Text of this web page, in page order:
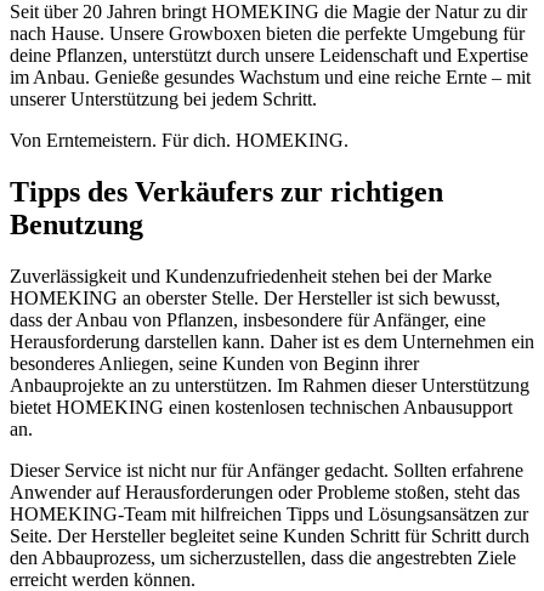
Seit über 20 Jahren bringt HOMEKING die Magie der Natur zu dir
nach Hause. Unsere Growboxen bieten die perfekte Umgebung für
deine Pflanzen, unterstützt durch unsere Leidenschaft und Expertise
im Anbau. Genieße gesundes Wachstum und eine reiche Ernte – mit
unserer Unterstützung bei jedem Schritt.
Von Erntemeistern. Für dich. HOMEKING.
Tipps des Verkäufers zur richtigen
Benutzung
Zuverlässigkeit und Kundenzufriedenheit stehen bei der Marke
HOMEKING an oberster Stelle. Der Hersteller ist sich bewusst,
dass der Anbau von Pflanzen, insbesondere für Anfänger, eine
Herausforderung darstellen kann. Daher ist es dem Unternehmen ein
besonderes Anliegen, seine Kunden von Beginn ihrer
Anbauprojekte an zu unterstützen. Im Rahmen dieser Unterstützung
bietet HOMEKING einen kostenlosen technischen Anbausupport
an.
Dieser Service ist nicht nur für Anfänger gedacht. Sollten erfahrene
Anwender auf Herausforderungen oder Probleme stoßen, steht das
HOMEKING-Team mit hilfreichen Tipps und Lösungsansätzen zur
Seite. Der Hersteller begleitet seine Kunden Schritt für Schritt durch
den Abbauprozess, um sicherzustellen, dass die angestrebten Ziele
erreicht werden können.